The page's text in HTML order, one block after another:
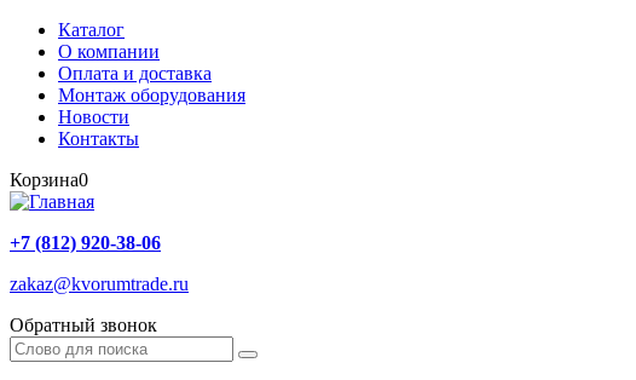
Каталог
О компании
Оплата и доставка
Монтаж оборудования
Новости
Контакты
Корзина0
+7 (812) 920-38-06
zakaz@kvorumtrade.ru
Обратный звонок